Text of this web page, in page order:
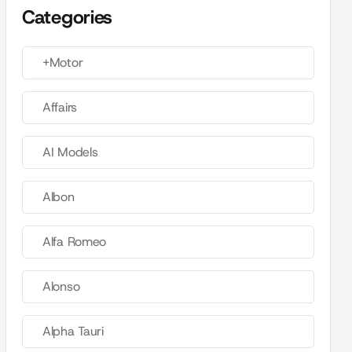
Categories
+Motor
Affairs
AI Models
Albon
Alfa Romeo
Alonso
Alpha Tauri